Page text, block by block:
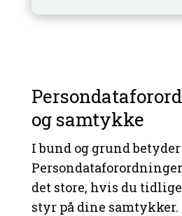
og samtykke
I bund og grund betyder
det store, hvis du
styr på dine